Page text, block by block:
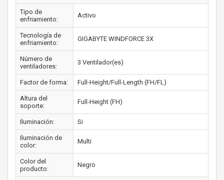
Tipo de
enfriamiento:
Activo
Tecnología de
enfriamiento:
GIGABYTE WINDFORCE 3X
Número de
ventiladores:
3 Ventilador(es)
Factor de forma: Full-Height/Full-Length (FH/FL)
Altura del
soporte:
Full-Height (FH)
Iluminación: Si
Iluminación de
color:
Multi
Color del
producto:
Negro